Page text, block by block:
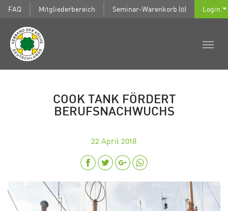
FAQ Mitgliederbereich Seminar-Warenkorb (0) Login
COOK TANK FÖRDERT
BERUFSNACHWUCHS
22 April 2018